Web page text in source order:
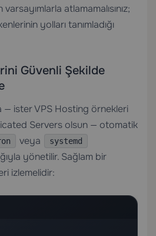
atlamamalısınız;
yolları tanımladığı
Güvenli Şekilde
— isterVPS Hosting örnekleri
Servers olsun — otomatik
veya systemd
yönetilir. Sağlam bir
izlemelidir: